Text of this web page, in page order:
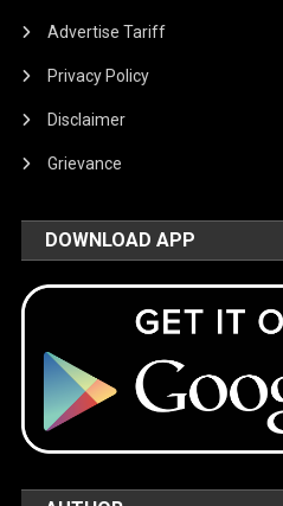
Advertise Tariff
Privacy Policy
Disclaimer
Grievance
DOWNLOAD APP